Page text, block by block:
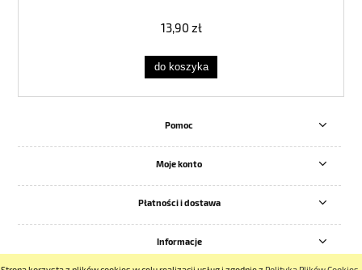
13,90 zł
do koszyka
Pomoc
Moje konto
Płatności i dostawa
Informacje